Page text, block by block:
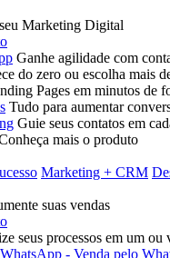
Marketing Digital
Ganhe agilidade com
do zero ou escolha mais
Pages em minutos de
Tudo para aumentar
Guie seus contatos em
mais o produto
Marketing + CRM
suas vendas
seus processos em um
- Venda pelo